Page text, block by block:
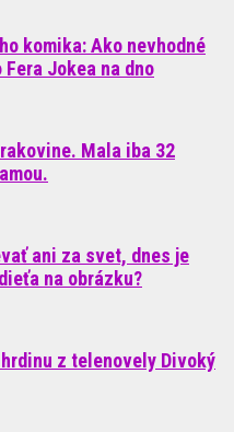
komika: Ako nevhodné
Jokea na dno
Mala iba 32
ani za svet, dnes je
na obrázku?
z telenovely Divoký